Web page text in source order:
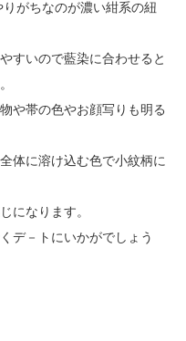
がちなのが濃い紺系の紐
すいので藍染に合わせると
や帯の色やお顔写りも明る
体に溶け込む色で小紋柄に
になります。
デ－トにいかがでしょう